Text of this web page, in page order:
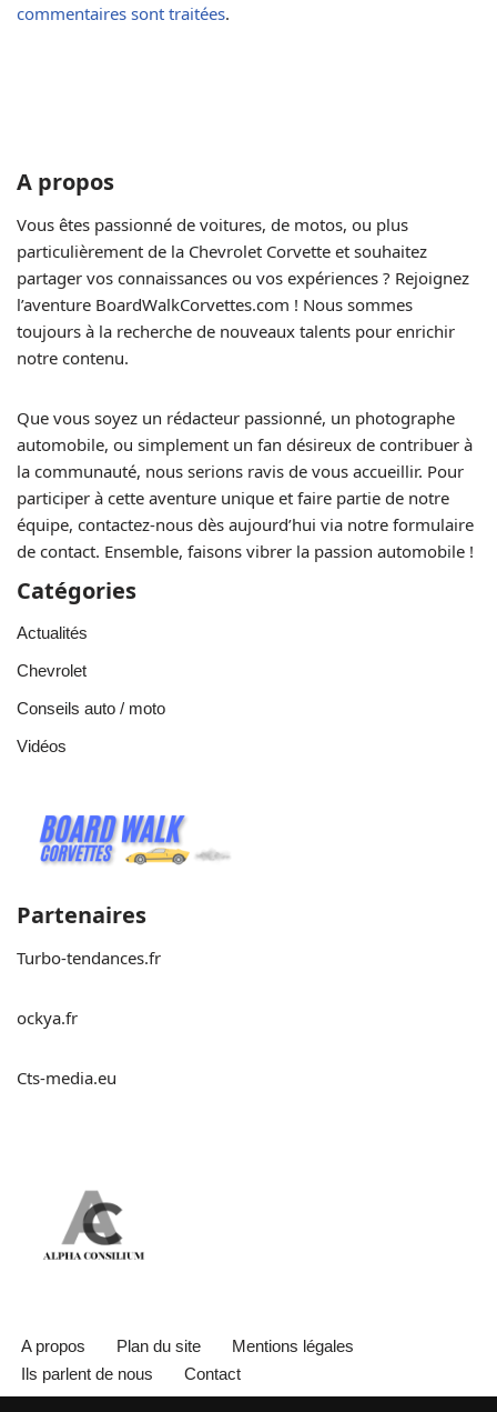
commentaires sont traitées.
A propos
Vous êtes passionné de voitures, de motos, ou plus
particulièrement de la Chevrolet Corvette et souhaitez
partager vos connaissances ou vos expériences ? Rejoignez
l’aventure BoardWalkCorvettes.com ! Nous sommes
toujours à la recherche de nouveaux talents pour enrichir
notre contenu.
Que vous soyez un rédacteur passionné, un photographe
automobile, ou simplement un fan désireux de contribuer à
la communauté, nous serions ravis de vous accueillir. Pour
participer à cette aventure unique et faire partie de notre
équipe, contactez-nous dès aujourd’hui via notre formulaire
de contact. Ensemble, faisons vibrer la passion automobile !
Catégories
Actualités
Chevrolet
Conseils auto / moto
Vidéos
Partenaires
Turbo-tendances.fr
ockya.fr
Cts-media.eu
A propos Plan du site
Mentions légales
Ils parlent de nous
Contact